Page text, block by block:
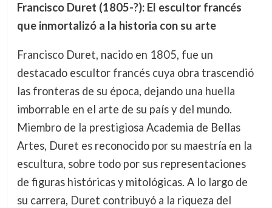
Francisco Duret (1805-?): El escultor francés
que inmortalizó a la historia con su arte
Francisco Duret, nacido en 1805, fue un
destacado escultor francés cuya obra trascendió
las fronteras de su época, dejando una huella
imborrable en el arte de su país y del mundo.
Miembro de la prestigiosa Academia de Bellas
Artes, Duret es reconocido por su maestría en la
escultura, sobre todo por sus representaciones
de figuras históricas y mitológicas. A lo largo de
su carrera, Duret contribuyó a la riqueza del